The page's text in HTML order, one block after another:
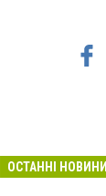
ОСТАННІ НОВИНИ